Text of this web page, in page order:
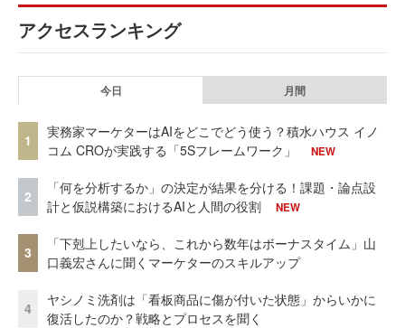
アクセスランキング
今日 月間
1
実務家マーケターはAIをどこでどう使う？積水ハウス イノ
コム CROが実践する「5Sフレームワーク」
NEW
2
「何を分析するか」の決定が結果を分ける！課題・論点設
計と仮説構築におけるAIと人間の役割
NEW
3
「下剋上したいなら、これから数年はボーナスタイム」山
口義宏さんに聞くマーケターのスキルアップ
4
ヤシノミ洗剤は「看板商品に傷が付いた状態」からいかに
復活したのか？戦略とプロセスを聞く